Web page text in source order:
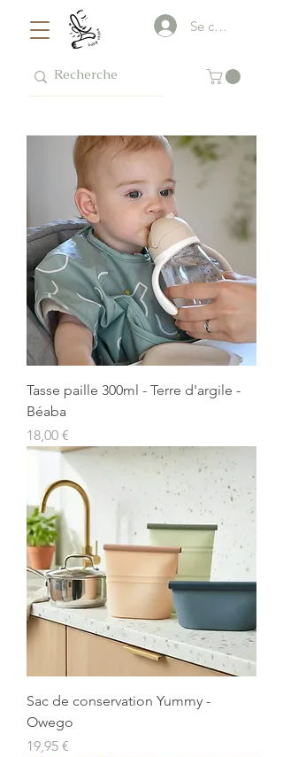
Se connecter
Tasse paille 300ml - Terre d'argile -
Béaba
Prix
18,00 €
Sac de conservation Yummy -
Owego
Prix
19,95 €